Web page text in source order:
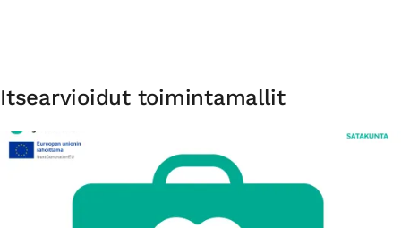
Itsearvioidut toimintamallit